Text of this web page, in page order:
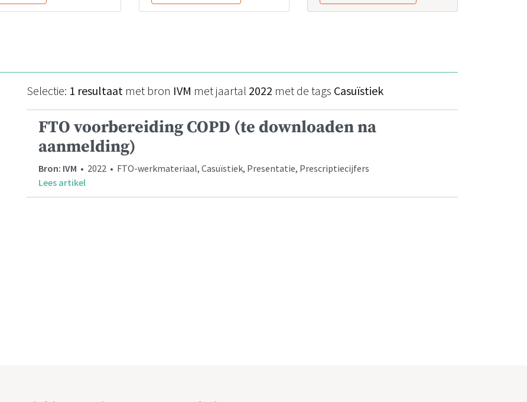
Selectie: 1 resultaat met bron IVM met jaartal 2022 met de tags Casuïstiek
FTO voorbereiding COPD (te downloaden na
aanmelding)
Bron: IVM • 2022 • FTO-werkmateriaal, Casuïstiek, Presentatie, Prescriptiecijfers
Lees artikel